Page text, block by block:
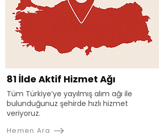
81 İlde Aktif Hizmet Ağı
Tüm Türkiye’ye yayılmış alım ağı ile
bulunduğunuz şehirde hızlı hizmet
veriyoruz.
Hemen Ara